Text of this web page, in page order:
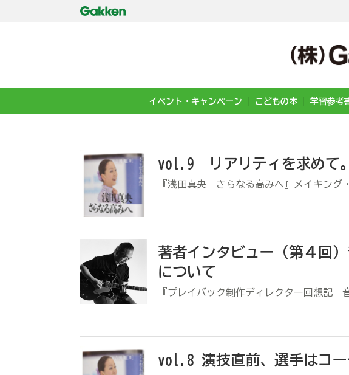
イベント・キャンペーン こどもの本 学習参考
vol.9 リアリティを求めて
『浅田真央 さらなる高みへ』メイキング
著者インタビュー（第４回
について
『プレイバック制作ディレクター回想記
vol.8 演技直前、選手はコー